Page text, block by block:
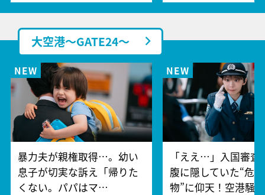
大空港～GATE24～
暴力夫が親権取得…。幼い
息子が切実な訴え「帰りた
くない。パパはマ…
「ええ…」入国審査
腹に隠していた“危
物”に仰天！空港騒